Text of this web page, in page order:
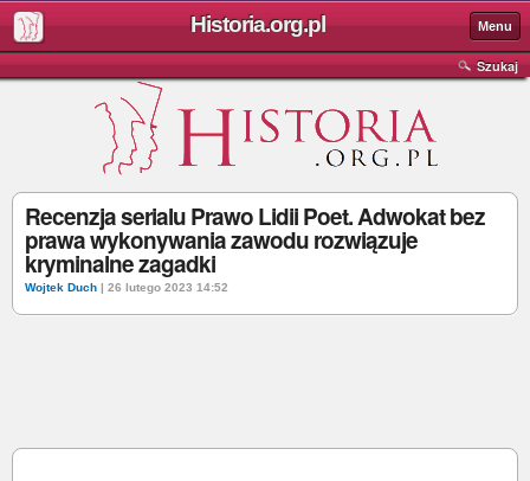
Historia.org.pl Menu
Szukaj
Recenzja serialu Prawo Lidii Poet. Adwokat bez
prawa wykonywania zawodu rozwiązuje
kryminalne zagadki
Wojtek Duch | 26 lutego 2023 14:52